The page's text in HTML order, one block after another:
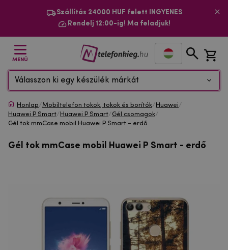
Szállítás 24000 HUF felett INGYENES
Rendelj 12:00-ig! Ma feladjuk!
MENÜ
Válasszon ki egy készülék márkát
Honlap/Mobiltelefon tokok, tokok és borítók/ Huawei/
Huawei P Smart/ Huawei P Smart/Gél csomagok/
Gél tok mmCase mobil Huawei P Smart - erdő
Gél tok mmCase mobil Huawei P Smart - erdő